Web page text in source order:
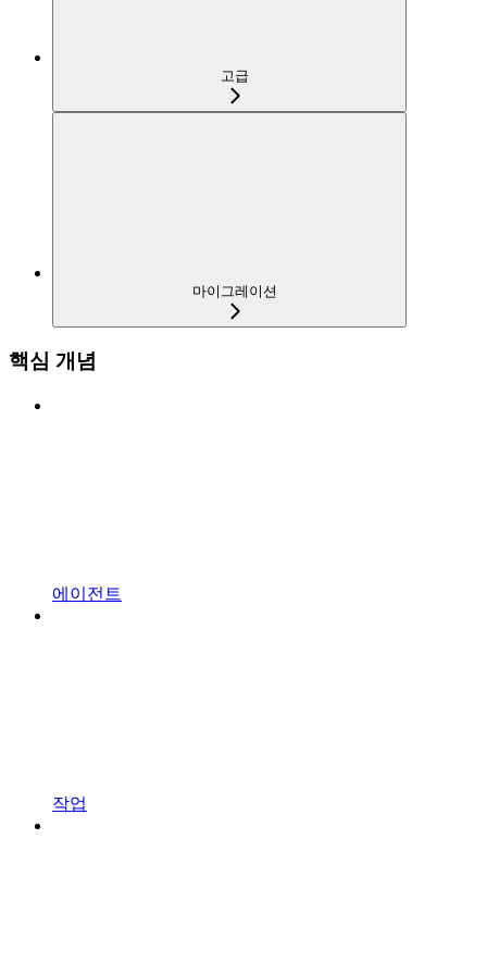
고급
마이그레이션
핵심 개념
에이전트
작업